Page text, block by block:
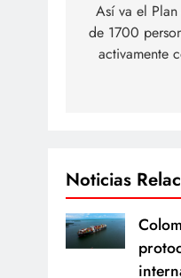
de
entradas
Así va el
de 1700
activamente
Noticias